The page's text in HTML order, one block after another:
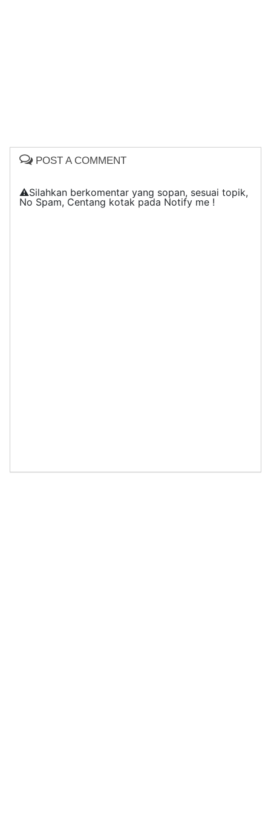
POST A COMMENT
⚠️Silahkan berkomentar yang sopan, sesuai topik,
No Spam, Centang kotak pada Notify me !